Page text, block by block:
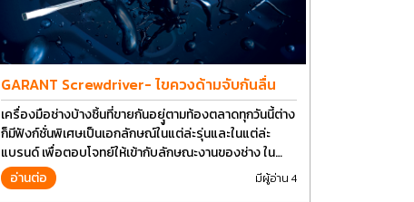
GARANT Screwdriver- ไขควงด้ามจับกันลื่น
เครื่องมือช่างบ้างชิ้นที่ขายกันอยุู่ตามท้องตลาดทุกวันนี้ต่าง
ก็มีฟังก์ชั่นพิเศษเป็นเอกลักษณ์ในแต่ล่ะรุ่นและในแต่ล่ะ
แบรนด์ เพื่อตอบโจทย์ให้เข้ากับลักษณะงานของช่าง ใน
ปัจจุบันเราใช้งานอุปกรณ์ช่างพื้นฐานอย่างไขควงกันในงาน
หลายประเภททำให้มีการปรับเปลี่ยนรูปแบบ
อ่านต่อ มีผู้อ่าน 4